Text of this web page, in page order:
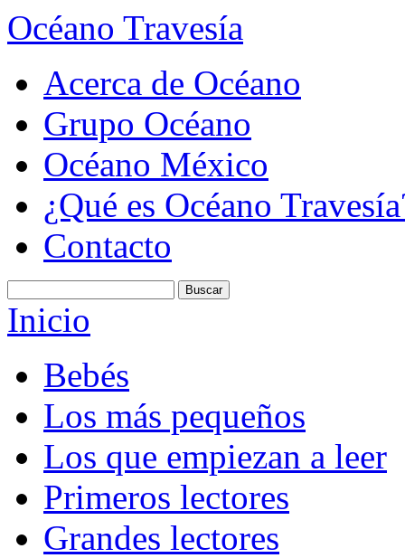
Océano Travesía
Acerca de Océano
Grupo Océano
Océano México
¿Qué es Océano
Contacto
Inicio
Bebés
Los más pequeños
Los que empiezan a leer
Primeros lectores
Grandes lectores